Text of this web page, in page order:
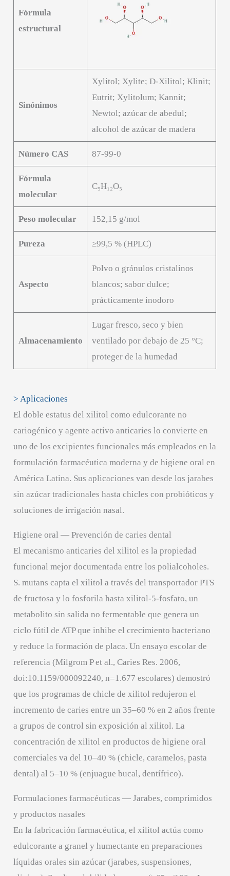
Fórmula
estructural
Sinónimos
Xylitol; Xylite; D-Xilitol; Klinit;
Eutrit; Xylitolum; Kannit;
Newtol; azúcar de abedul;
alcohol de azúcar de madera
Número CAS 87-99-0
Fórmula
molecular
C₅H₁₂O₅
Peso molecular 152,15 g/mol
Pureza ≥99,5 % (HPLC)
Aspecto
Polvo o gránulos cristalinos
blancos; sabor dulce;
prácticamente inodoro
Almacenamiento
Lugar fresco, seco y bien
ventilado por debajo de 25 °C;
proteger de la humedad
> Aplicaciones
El doble estatus del xilitol como edulcorante no
cariogénico y agente activo anticaries lo convierte en
uno de los excipientes funcionales más empleados en la
formulación farmacéutica moderna y de higiene oral en
América Latina. Sus aplicaciones van desde los jarabes
sin azúcar tradicionales hasta chicles con probióticos y
soluciones de irrigación nasal.
Higiene oral — Prevención de caries dental
El mecanismo anticaries del xilitol es la propiedad
funcional mejor documentada entre los polialcoholes.
S. mutans capta el xilitol a través del transportador PTS
de fructosa y lo fosforila hasta xilitol-5-fosfato, un
metabolito sin salida no fermentable que genera un
ciclo fútil de ATP que inhibe el crecimiento bacteriano
y reduce la formación de placa. Un ensayo escolar de
referencia (Milgrom P et al., Caries Res. 2006,
doi:10.1159/000092240, n=1.677 escolares) demostró
que los programas de chicle de xilitol redujeron el
incremento de caries entre un 35–60 % en 2 años frente
a grupos de control sin exposición al xilitol. La
concentración de xilitol en productos de higiene oral
comerciales va del 10–40 % (chicle, caramelos, pasta
dental) al 5–10 % (enjuague bucal, dentífrico).
Formulaciones farmacéuticas — Jarabes, comprimidos
y productos nasales
En la fabricación farmacéutica, el xilitol actúa como
edulcorante a granel y humectante en preparaciones
líquidas orales sin azúcar (jarabes, suspensiones,